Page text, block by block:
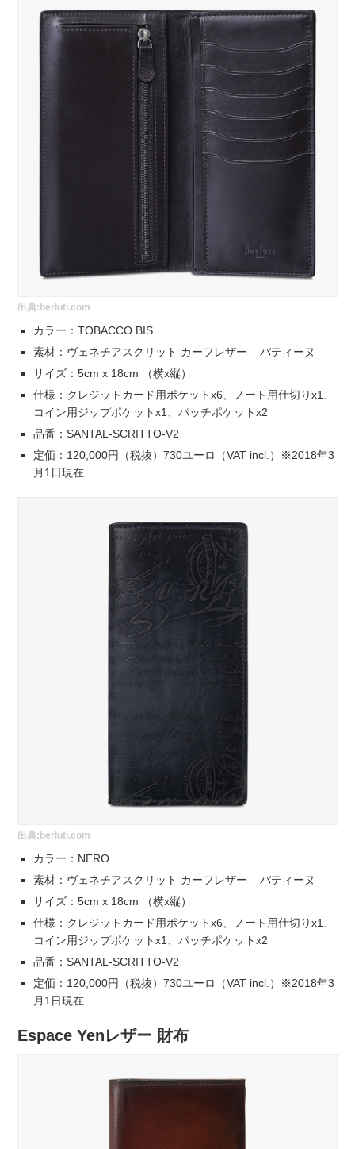
出典: berluti.com
カラー：TOBACCO BIS
素材：ヴェネチアスクリット カーフレザー – パティーヌ
サイズ：5cm x 18cm （横x縦）
仕様：クレジットカード用ポケットx6、ノート用仕切りx1、
コイン用ジップポケットx1、パッチポケットx2
品番：SANTAL-SCRITTO-V2
定価：120,000円（税抜）730ユーロ（VAT incl.）※2018年3
月1日現在
出典: berluti.com
カラー：NERO
素材：ヴェネチアスクリット カーフレザー – パティーヌ
サイズ：5cm x 18cm （横x縦）
仕様：クレジットカード用ポケットx6、ノート用仕切りx1、
コイン用ジップポケットx1、パッチポケットx2
品番：SANTAL-SCRITTO-V2
定価：120,000円（税抜）730ユーロ（VAT incl.）※2018年3
月1日現在
Espace Yenレザー 財布